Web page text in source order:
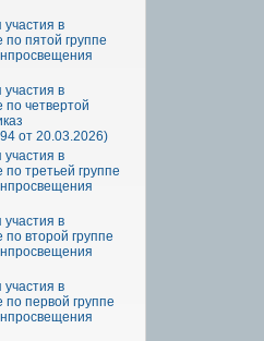
в
по пятой группе
в
по четвертой
от 20.03.2026)
в
третьей группе
в
второй группе
в
по первой группе